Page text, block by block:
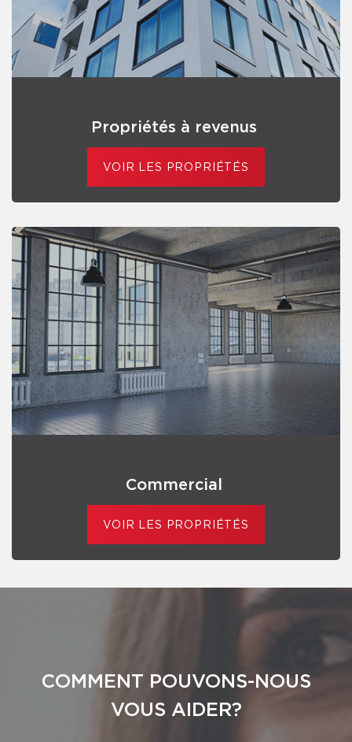
Propriétés à revenus
VOIR LES PROPRIÉTÉS
Commercial
VOIR LES PROPRIÉTÉS
COMMENT POUVONS-NOUS
VOUS AIDER?